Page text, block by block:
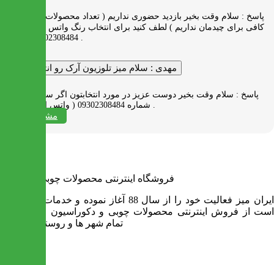
پاسخ : سلام وقت بخیر بازدید حضوری نداریم ( تعداد محصولات زیاد و فضای
کافی برای چیدمان نداریم ) لطف کنید برای انتخاب رنگ واتس اپ به شماره
مهدی : سلام میز تلوزیون آرک رو انتخاب کردم
پاسخ : سلام وقت بخیر دوست عزیز در مورد انتخابتون اگر سوالی دارید به
شماره 09302308484 ( واتس اپ ) پیام بدید .
مشاهده همه
فروشگاه اینترنتی محصولات چوبی ایران میز
ایران میز فعالیت خود را از سال 88 آغاز نموده و خدمات آن عبارت
است از فروش اینترنتی محصولات چوبی و دکوراسیون و ارسال به
تمام شهر ها و روستاهای کشور